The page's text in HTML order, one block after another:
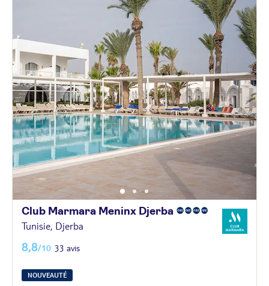
Club Marmara Meninx Djerba
Tunisie, Djerba
8,8/10 33 avis
NOUVEAUTÉ